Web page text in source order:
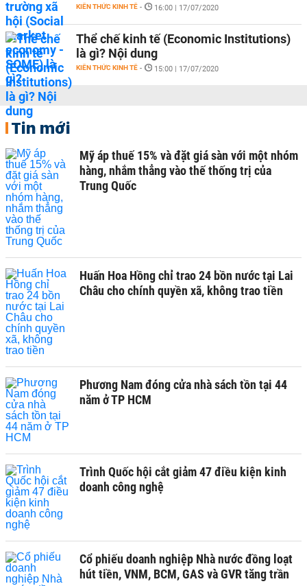
KIẾN THỨC KINH TẾ - 16:00 | 17/07/2020
Thể chế kinh tế (Economic Institutions)
là gì? Nội dung
KIẾN THỨC KINH TẾ - 15:00 | 17/07/2020
Tin mới
Mỹ áp thuế 15% và đặt giá sàn với một nhóm
hàng, nhắm thẳng vào thế thống trị của
Trung Quốc
Huấn Hoa Hồng chỉ trao 24 bồn nước tại Lai
Châu cho chính quyền xã, không trao tiền
Phương Nam đóng cửa nhà sách tồn tại 44
năm ở TP HCM
Trình Quốc hội cắt giảm 47 điều kiện kinh
doanh công nghệ
Cổ phiếu doanh nghiệp Nhà nước đồng loạt
hút tiền, VNM, BCM, GAS và GVR tăng trần